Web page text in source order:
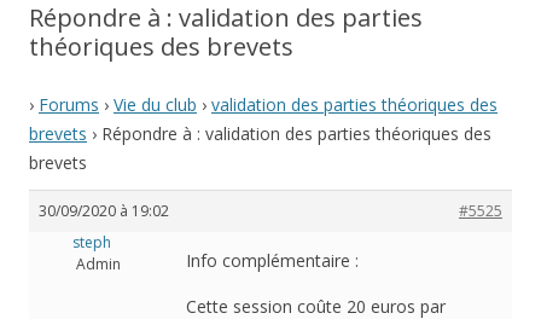
Répondre à : validation des parties
théoriques des brevets
› Forums › Vie du club › validation des parties théoriques des
brevets › Répondre à : validation des parties théoriques des
brevets
30/09/2020 à 19:02
#5525
steph
Admin
Info complémentaire :
Cette session coûte 20 euros par